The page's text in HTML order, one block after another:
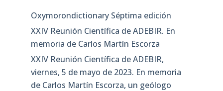
Oxymorondictionary Séptima edición
XXIV Reunión Científica de ADEBIR. En
memoria de Carlos Martín Escorza
XXIV Reunión Científica de ADEBIR,
viernes, 5 de mayo de 2023. En memoria
de Carlos Martín Escorza, un geólogo